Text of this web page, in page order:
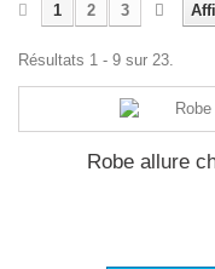
1 2 3
Résultats 1 - 9 sur 23.
Robe allure